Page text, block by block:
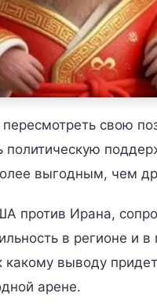
свою
выгодным, чем
против Ирана,
в регионе и в
выводу
арене.